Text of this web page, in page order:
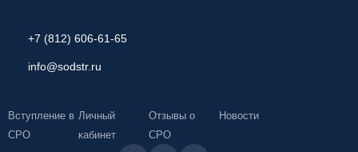
+7 (812) 606-61-65
info@sodstr.ru
Вступление в
СРО
Личный
кабинет
Отзывы о
СРО
Новости